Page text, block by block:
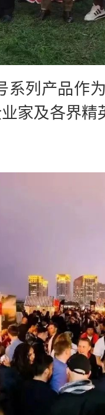
系列产品作
家及各界精